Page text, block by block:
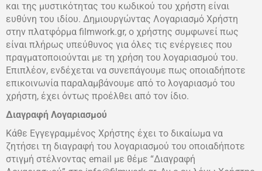
και της μυστικότητας του κωδικού του χρήστη είναι
ευθύνη του ιδίου. Δημιουργώντας Λογαριασμό Χρήστη
στην πλατφόρμα filmwork.gr, ο χρήστης συμφωνεί πως
είναι πλήρως υπεύθυνος για όλες τις ενέργειες που
πραγματοποιούνται με τη χρήση του λογαριασμού του.
Επιπλέον, ενδέχεται να συνεπάγουμε πως οποιαδήποτε
επικοινωνία παραλαμβάνουμε από το λογαριασμό του
χρήστη, έχει όντως προέλθει από τον ίδιο.
Διαγραφή Λογαριασμού
Κάθε Εγγεγραμμένος Χρήστης έχει το δικαίωμα να
ζητήσει τη διαγραφή του λογαριασμού του οποιαδήποτε
στιγμή στέλνοντας email με θέμε “Διαγραφή